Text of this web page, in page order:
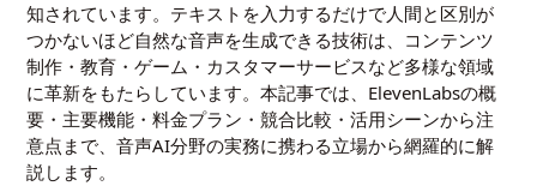
知されています。テキストを入力するだけで人間と区別が
つかないほど自然な音声を生成できる技術は、コンテンツ
制作・教育・ゲーム・カスタマーサービスなど多様な領域
に革新をもたらしています。本記事では、ElevenLabsの概
要・主要機能・料金プラン・競合比較・活用シーンから注
意点まで、音声AI分野の実務に携わる立場から網羅的に解
説します。